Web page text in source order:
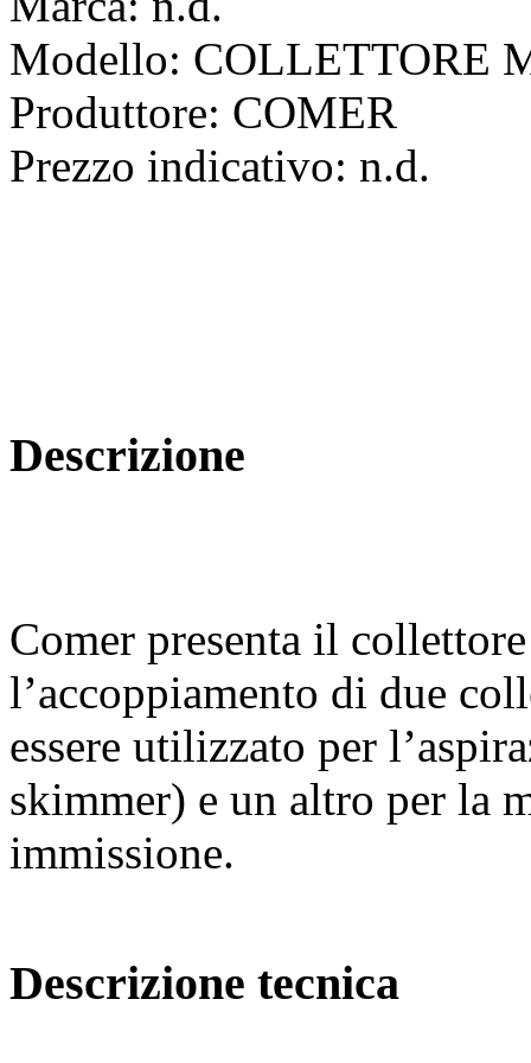
Modello: COLLETTORE
Produttore: COMER
Prezzo indicativo: n.d.
Descrizione
Comer presenta il
l’accoppiamento di due
essere utilizzato per
skimmer) e un altro per la
immissione.
Descrizione tecnica